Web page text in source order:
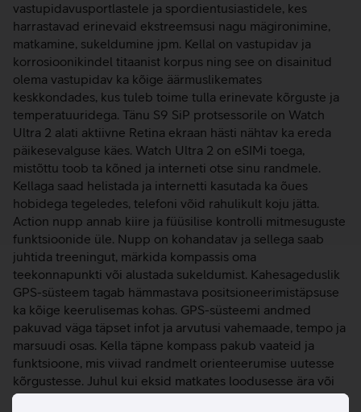
vastupidavusportlastele ja spordientusiastidele, kes
harrastavad erinevaid ekstreemsusi nagu mägironimine,
matkamine, sukeldumine jpm. Kellal on vastupidav ja
korrosioonikindel titaanist korpus ning see on disainitud
olema vastupidav ka kõige äärmuslikemates
keskkondades, kus tuleb toime tulla erinevate kõrguste ja
temperatuuridega. Tänu S9 SiP protsessorile on Watch
Ultra 2 alati aktiivne Retina ekraan hästi nähtav ka ereda
päikesevalguse käes. Watch Ultra 2 on eSIMi toega,
mistõttu toob ta kõned ja interneti otse sinu randmele.
Kellaga saad helistada ja internetti kasutada ka õues
hobidega tegeledes, telefoni võid rahulikult koju jätta.
Action nupp annab kiire ja füüsilise kontrolli mitmesuguste
funktsioonide üle. Nupp on kohandatav ja sellega saab
juhtida treeningut, märkida kompassis oma
teekonnapunkti või alustada sukeldumist. Kahesageduslik
GPS-süsteem tagab hämmastava positsioneerimistäpsuse
ka kõige keerulisemas kohas. GPS-süsteemi andmed
pakuvad väga täpset infot ja arvutusi vahemaade, tempo ja
marsuudi osas. Kella täpne kompass pakub vaateid ja
funktsioone, mis viivad randmelt orienteerumise uutesse
kõrgustesse. Juhul kui eksid matkates loodusesse ära või
vigastad end ning pead seeläbi tähelepanu enda peale